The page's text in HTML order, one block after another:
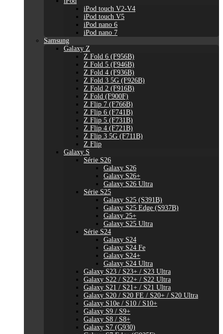
iPod touch V2-V4
iPod touch V5
iPod nano 6
iPod nano 7
Samsung
Galaxy Z
Z Fold 6 (F956B)
Z Fold 5 (F946B)
Z Fold 4 (F936B)
Z Fold 3 5G (F926B)
Z Fold 2 (F916B)
Z Fold (F900F)
Z Flip 7 (F766B)
Z Flip 6 (F741B)
Z Flip 5 (F731B)
Z Flip 4 (F721B)
Z Flip 3 5G (F711B)
Z Flip
Galaxy S
Série S26
Galaxy S26
Galaxy S26+
Galaxy S26 Ultra
Série S25
Galaxy S25 (S391B)
Galaxy S25 Edge (S937B)
Galaxy 25+
Galaxy S25 Ultra
Série S24
Galaxy S24
Galaxy S24 Fe
Galaxy S24+
Galaxy S24 Ultra
Galaxy S23 / S23+ / S23 Ultra
Galaxy S22 / S22+ / S22 Ultra
Galaxy S21 / S21+ / S21 Ultra
Galaxy S20 / S20 FE / S20+ / S20 Ultra
Galaxy S10e / S10 / S10+
Galaxy S9 / S9+
Galaxy S8 / S8+
Galaxy S7 (G930)